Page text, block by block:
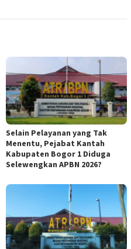
Selain Pelayanan yang Tak
Menentu, Pejabat Kantah
Kabupaten Bogor 1 Diduga
Selewengkan APBN 2026?